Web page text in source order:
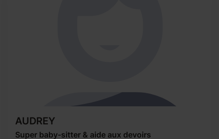
AUDREY
Super baby-sitter & aide aux devoirs